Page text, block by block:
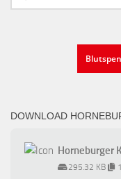
nach:
DOWNLOAD
Horneburger
295.32 KB